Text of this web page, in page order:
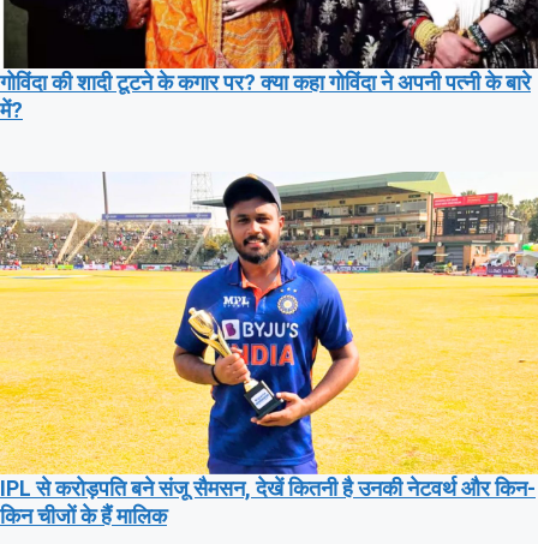
गोविंदा की शादी टूटने के कगार पर? क्या कहा गोविंदा ने अपनी पत्नी के बारे
में?
IPL से करोड़पति बने संजू सैमसन, देखें कितनी है उनकी नेटवर्थ और किन-
किन चीजों के हैं मालिक